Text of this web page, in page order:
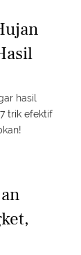
hasil
trik efektif